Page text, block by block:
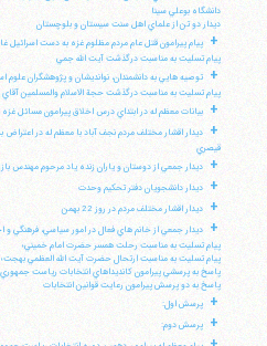
دانشگاه بوعلي سينا
ديدار دو تن از علماي اهل سنت سيستان و بلوچستان
+
پيام پيرامون قتل عام مردم مظلوم غزه به دست اسرائيل
پيام تسليت به مناسبت درگذشت آيت الله جمي
+
توصيه هايي به دانشمندان، نوانديشان و پژوهشگران علوم
پيام تسليت به مناسبت درگذشت حجة الاسلام والمسلمين
+ بيانات معظم له در ابتداي درس اخلاق پيرامون مسائل غزه
+
ديدار اقشار مختلف مردم نجف آباد با معظم له در اعتراض
قيصري
+ ديدار جمعي از دوستان و ياران زنده ياد مرحوم مهندس
+ ديدار دانشجويان دفتر تحكيم وحدت
+ ديدار اقشار مختلف مردم در روز 22 بهمن
+
ديدار جمعي از خانم هاي فعال در امور سياسي، فرهنگي و
پيام تسليت به مناسبت رحلت همسر حضرت امام خميني؛
پيام تسليت به مناسبت ارتحال حضرت آيت الله العظمي بهجت؛
پاسخ به پرسشي پيرامون كانديداهاي انتخابات رياست جمهوري
پاسخ به دو پرسش پيرامون رعايت قوانين انتخابات
+ پرسش اول:
+ پرسش دوم: